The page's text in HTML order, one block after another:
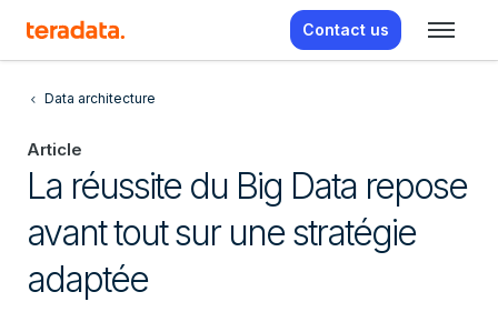
Contact us
Data architecture
Article
La réussite du Big Data repose
avant tout sur une stratégie
adaptée